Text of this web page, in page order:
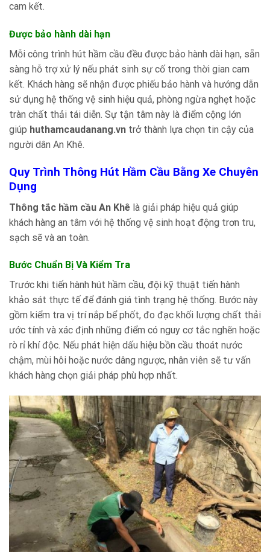
cam kết.
Được bảo hành dài hạn
Mỗi công trình hút hầm cầu đều được bảo hành dài hạn, sẵn
sàng hỗ trợ xử lý nếu phát sinh sự cố trong thời gian cam
kết. Khách hàng sẽ nhận được phiếu bảo hành và hướng dẫn
sử dụng hệ thống vệ sinh hiệu quả, phòng ngừa nghẹt hoặc
tràn chất thải tái diễn. Sự tận tâm này là điểm cộng lớn
giúp huthamcaudanang.vn trở thành lựa chọn tin cậy của
người dân An Khê.
Quy Trình Thông Hút Hầm Cầu Bằng Xe Chuyên
Dụng
Thông tắc hầm cầu An Khê là giải pháp hiệu quả giúp
khách hàng an tâm với hệ thống vệ sinh hoạt động trơn tru,
sạch sẽ và an toàn.
Bước Chuẩn Bị Và Kiểm Tra
Trước khi tiến hành hút hầm cầu, đội kỹ thuật tiến hành
khảo sát thực tế để đánh giá tình trạng hệ thống. Bước này
gồm kiểm tra vị trí nắp bể phốt, đo đạc khối lượng chất thải
ước tính và xác định những điểm có nguy cơ tắc nghẽn hoặc
rò rỉ khí độc. Nếu phát hiện dấu hiệu bồn cầu thoát nước
chậm, mùi hôi hoặc nước dâng ngược, nhân viên sẽ tư vấn
khách hàng chọn giải pháp phù hợp nhất.